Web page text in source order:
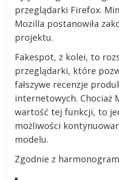
przeglądarki Firefox.
Mozilla postanowiła
projektu.
Fakespot, z kolei, to
przeglądarki, które
fałszywe recenzje
internetowych. Chociaż
wartość tej funkcji, to
możliwości
modelu.
Zgodnie z